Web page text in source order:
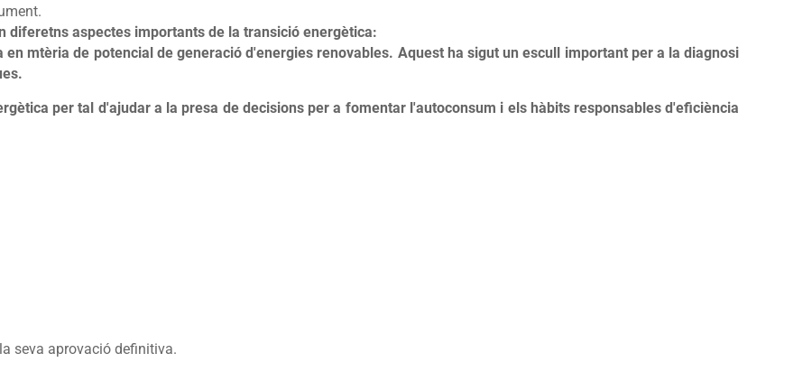
diferetns aspectes importants de la transició energètica:
mtèria de potencial de generació d'energies renovables. Aquest ha sigut un escull important per a la diagnosi
per tal d'ajudar a la presa de decisions per a fomentar l'autoconsum i els hàbits responsables d'eficiència
seva aprovació definitiva.